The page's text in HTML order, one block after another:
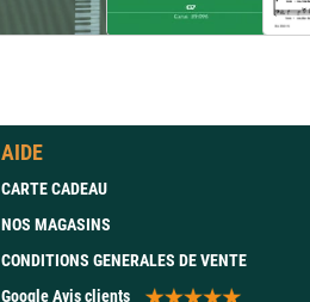
AIDE
CARTE CADEAU
NOS MAGASINS
CONDITIONS GENERALES DE VENTE
Google Avis clients